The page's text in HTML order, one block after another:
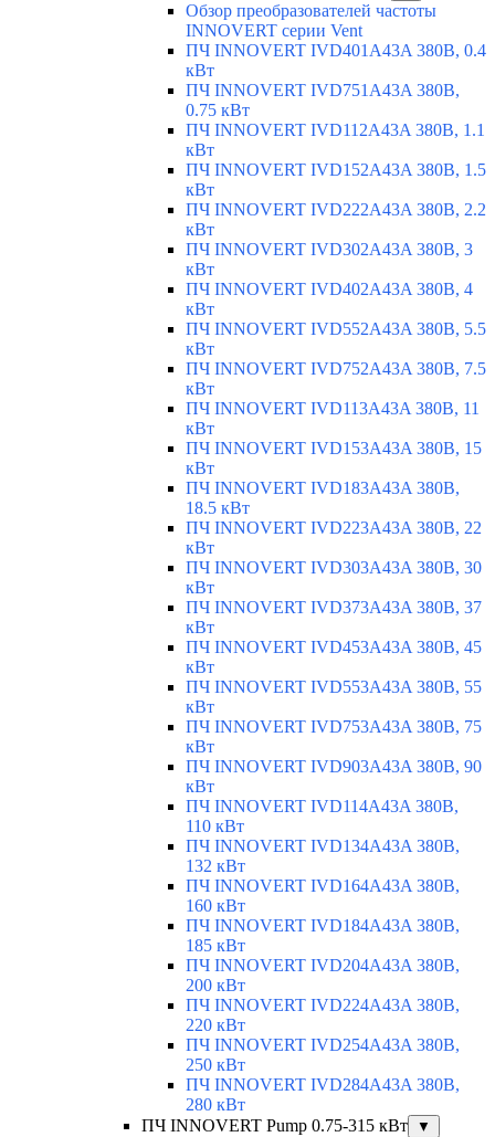
Обзор преобразователей частоты
INNOVERT серии Vent
ПЧ INNOVERT IVD401A43A 380В, 0.4
кВт
ПЧ INNOVERT IVD751A43A 380В,
0.75 кВт
ПЧ INNOVERT IVD112A43A 380В, 1.1
кВт
ПЧ INNOVERT IVD152A43A 380В, 1.5
кВт
ПЧ INNOVERT IVD222A43A 380В, 2.2
кВт
ПЧ INNOVERT IVD302A43A 380В, 3
кВт
ПЧ INNOVERT IVD402A43A 380В, 4
кВт
ПЧ INNOVERT IVD552A43A 380В, 5.5
кВт
ПЧ INNOVERT IVD752A43A 380В, 7.5
кВт
ПЧ INNOVERT IVD113A43A 380В, 11
кВт
ПЧ INNOVERT IVD153A43A 380В, 15
кВт
ПЧ INNOVERT IVD183A43A 380В,
18.5 кВт
ПЧ INNOVERT IVD223A43A 380В, 22
кВт
ПЧ INNOVERT IVD303A43A 380В, 30
кВт
ПЧ INNOVERT IVD373A43A 380В, 37
кВт
ПЧ INNOVERT IVD453A43A 380В, 45
кВт
ПЧ INNOVERT IVD553A43A 380В, 55
кВт
ПЧ INNOVERT IVD753A43A 380В, 75
кВт
ПЧ INNOVERT IVD903A43A 380В, 90
кВт
ПЧ INNOVERT IVD114A43A 380В,
110 кВт
ПЧ INNOVERT IVD134A43A 380В,
132 кВт
ПЧ INNOVERT IVD164A43A 380В,
160 кВт
ПЧ INNOVERT IVD184A43A 380В,
185 кВт
ПЧ INNOVERT IVD204A43A 380В,
200 кВт
ПЧ INNOVERT IVD224A43A 380В,
220 кВт
ПЧ INNOVERT IVD254A43A 380В,
250 кВт
ПЧ INNOVERT IVD284A43A 380В,
280 кВт
ПЧ INNOVERT Pump 0.75-315 кВт
▼